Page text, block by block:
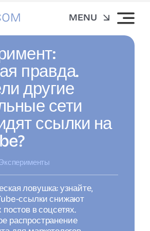
MENU
правда.
другие
сети
ссылки на
ловушка: узнайте,
ссылки снижают
в соцсетях.
распространение